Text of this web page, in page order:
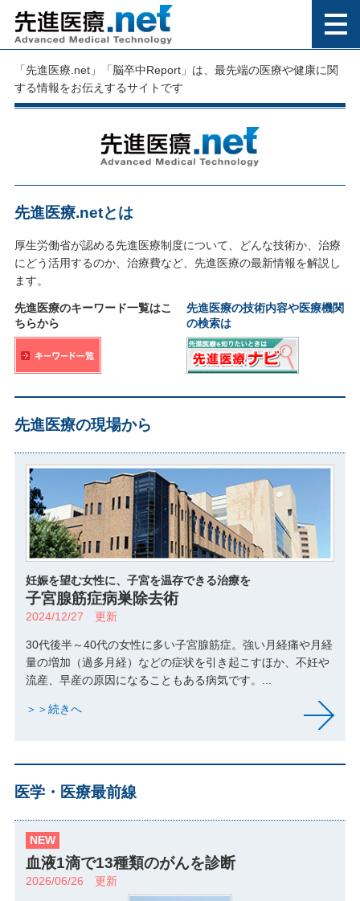
「先進医療.net」「脳卒中Report」は、最先端の医療や健康に関
する情報をお伝えするサイトです
先進医療.netとは
厚生労働省が認める先進医療制度について、どんな技術か、治療
にどう活用するのか、治療費など、先進医療の最新情報を解説し
ます。
先進医療のキーワード一覧はこ
ちらから
先進医療の技術内容や医療機関
の検索は
先進医療の現場から
妊娠を望む女性に、子宮を温存できる治療を
子宮腺筋症病巣除去術
2024/12/27 更新
30代後半～40代の女性に多い子宮腺筋症。強い月経痛や月経
量の増加（過多月経）などの症状を引き起こすほか、不妊や
流産、早産の原因になることもある病気です。...
＞＞続きへ
医学・医療最前線
NEW
血液1滴で13種類のがんを診断
2026/06/26 更新